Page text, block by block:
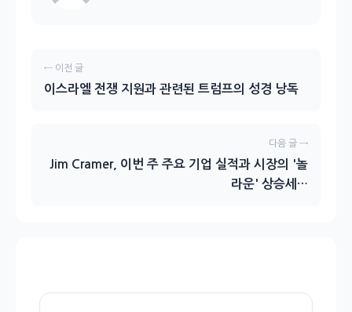
← 이전 글
이스라엘 전쟁 지원과 관련된 트럼프의 성경 낭독
다음 글 →
Jim Cramer, 이번 주 주요 기업 실적과 시장의 '놀
라운' 상승세…